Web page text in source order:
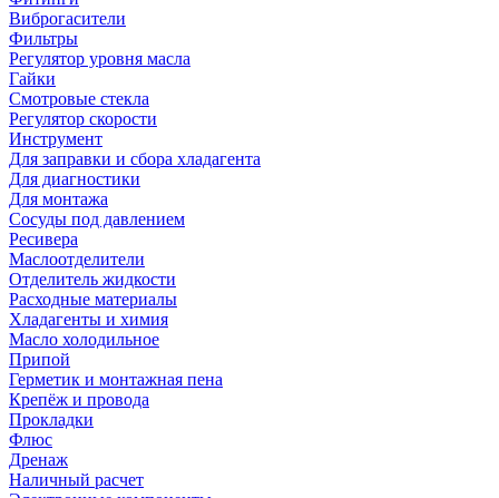
Виброгасители
Фильтры
Регулятор уровня масла
Гайки
Смотровые стекла
Регулятор скорости
Инструмент
Для заправки и сбора хладагента
Для диагностики
Для монтажа
Сосуды под давлением
Ресивера
Маслоотделители
Отделитель жидкости
Расходные материалы
Хладагенты и химия
Масло холодильное
Припой
Герметик и монтажная пена
Крепёж и провода
Прокладки
Флюс
Дренаж
Наличный расчет